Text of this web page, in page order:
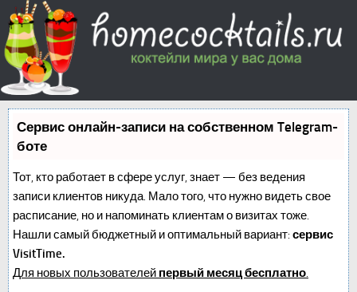
Сервис онлайн-записи на собственном Telegram-
боте
Тот, кто работает в сфере услуг, знает — без ведения
записи клиентов никуда. Мало того, что нужно видеть свое
расписание, но и напоминать клиентам о визитах тоже.
Нашли самый бюджетный и оптимальный вариант: сервис
VisitTime.
Для новых пользователей первый месяц бесплатно.